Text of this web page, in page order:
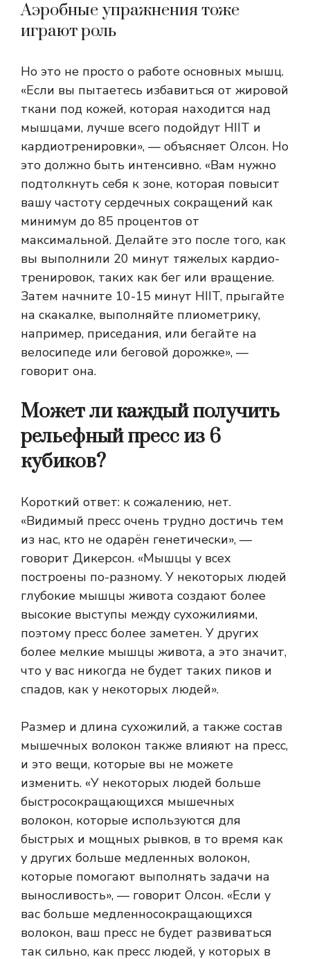
Аэробные упражнения тоже
играют роль
Но это не просто о работе основных мышц.
«Если вы пытаетесь избавиться от жировой
ткани под кожей, которая находится над
мышцами, лучше всего подойдут HIIT и
кардиотренировки», — объясняет Олсон. Но
это должно быть интенсивно. «Вам нужно
подтолкнуть себя к зоне, которая повысит
вашу частоту сердечных сокращений как
минимум до 85 процентов от
максимальной. Делайте это после того, как
вы выполнили 20 минут тяжелых кардио-
тренировок, таких как бег или вращение.
Затем начните 10-15 минут HIIT, прыгайте
на скакалке, выполняйте плиометрику,
например, приседания, или бегайте на
велосипеде или беговой дорожке», —
говорит она.
Может ли каждый получить
рельефный пресс из 6
кубиков?
Короткий ответ: к сожалению, нет.
«Видимый пресс очень трудно достичь тем
из нас, кто не одарён генетически», —
говорит Дикерсон. «Мышцы у всех
построены по-разному. У некоторых людей
глубокие мышцы живота создают более
высокие выступы между сухожилиями,
поэтому пресс более заметен. У других
более мелкие мышцы живота, а это значит,
что у вас никогда не будет таких пиков и
спадов, как у некоторых людей».
Размер и длина сухожилий, а также состав
мышечных волокон также влияют на пресс,
и это вещи, которые вы не можете
изменить. «У некоторых людей больше
быстросокращающихся мышечных
волокон, которые используются для
быстрых и мощных рывков, в то время как
у других больше медленных волокон,
которые помогают выполнять задачи на
выносливость», — говорит Олсон. «Если у
вас больше медленносокращающихся
волокон, ваш пресс не будет развиваться
так сильно, как пресс людей, у которых в